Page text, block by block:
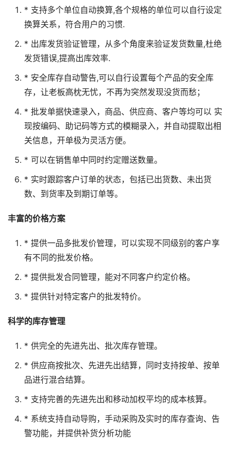
* 支持多个单位自动换算,各个规格的单位可以自行设定
换算关系，符合用户的习惯.
* 出库发货验证管理，从多个角度来验证发货数量,杜绝
发货错误,提高出库效率.
* 安全库存自动警告,可以自行设置每个产品的安全库
存，让老板高枕无忧，不再为突然发现没货而愁；
* 批发单据快速录入，商品、供应商、客户等均可以 实
现按编码、助记码等方式的模糊录入，并自动提取出相
关信息，开单极为灵活方便。
* 可以在销售单中同时约定赠送数量。
* 实时跟踪客户订单的状态，包括已出货数、未出货
数、到货率及到期订单等。
丰富的价格方案
* 提供一品多批发价管理，可以实现不同级别的客户享
有不同的批发价格。
* 提供批发合同管理，能对不同客户约定价格。
* 提供针对特定客户的批发特价。
科学的库存管理
* 供完全的先进先出、批次库存管理。
* 供应商按批次、先进先出结算，同时支持按单、按单
品进行混合结算。
* 支持完善的先进先出和移动加权平均的成本核算。
* 系统支持自动导购，手动采购及实时的库存查询、告
警功能，并提供补货分析功能